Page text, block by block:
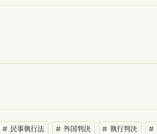
民事執行法 外国判決 執行判決